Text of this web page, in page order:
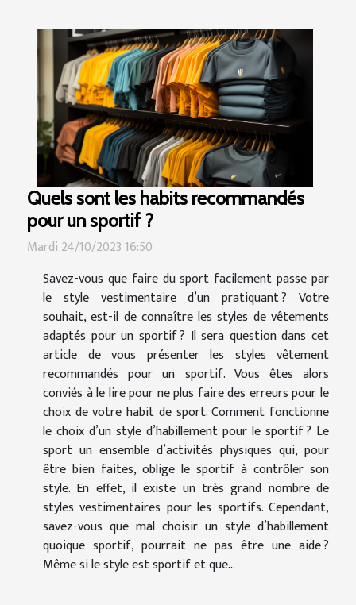
Quels sont les habits recommandés
pour un sportif ?
Mardi 24/10/2023 16:50
Savez-vous que faire du sport facilement passe par
le style vestimentaire d’un pratiquant ? Votre
souhait, est-il de connaître les styles de vêtements
adaptés pour un sportif ? Il sera question dans cet
article de vous présenter les styles vêtement
recommandés pour un sportif. Vous êtes alors
conviés à le lire pour ne plus faire des erreurs pour le
choix de votre habit de sport. Comment fonctionne
le choix d’un style d’habillement pour le sportif ? Le
sport un ensemble d’activités physiques qui, pour
être bien faites, oblige le sportif à contrôler son
style. En effet, il existe un très grand nombre de
styles vestimentaires pour les sportifs. Cependant,
savez-vous que mal choisir un style d’habillement
quoique sportif, pourrait ne pas être une aide ?
Même si le style est sportif et que...